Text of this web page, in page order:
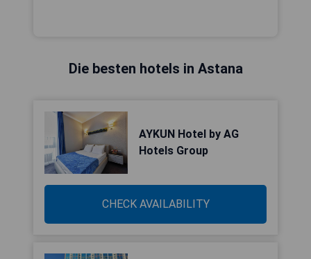
Die besten hotels in Astana
AYKUN Hotel by AG
Hotels Group
CHECK AVAILABILITY